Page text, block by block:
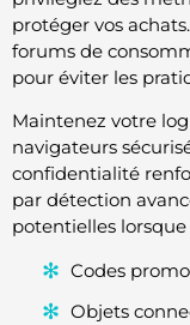
protéger vos
forums de
pour éviter les
Maintenez votre
navigateurs
confidentialité
par détection
potentielles
Codes
Objets